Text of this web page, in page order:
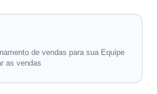
de vendas para sua Equipe
as vendas